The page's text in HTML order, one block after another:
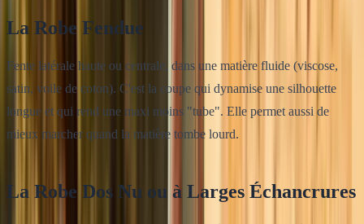
La Robe Fendue
Fente latérale haute ou centrale, dans une matière fluide (viscose,
satin, voile de coton). C'est la coupe qui dynamise une silhouette
longue et qui rend une maxi moins "tube". Elle permet aussi de
mieux marcher quand la matière tombe lourd.
La Robe Dos Nu ou à Larges Échancrures